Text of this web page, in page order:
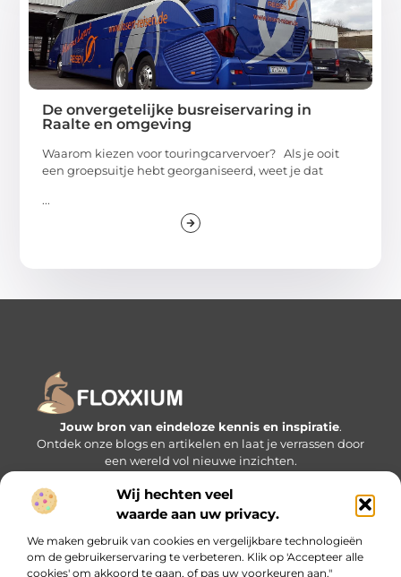
Wij hechten veel
waarde aan uw privacy.
We maken gebruik van cookies en vergelijkbare technologieën
om de gebruikerservaring te verbeteren. Klik op 'Accepteer alle
cookies' om akkoord te gaan, of pas uw voorkeuren aan."
De onvergetelijke busreiservaring in
Raalte en omgeving
Waarom kiezen voor touringcarvervoer? Als je ooit
een groepsuitje hebt georganiseerd, weet je dat
...
Jouw bron van eindeloze kennis en inspiratie.
Ontdek onze blogs en artikelen en laat je verrassen door
een wereld vol nieuwe inzichten.
Bericht categorie
Onze informatie